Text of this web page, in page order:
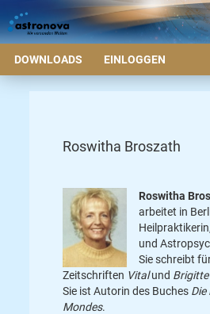
DOWNLOADS EINLOGGEN
Roswitha Broszath
Roswitha
arbeitet in
und
Sie schreibt
Zeitschriften Vitalund Brigitte
Sie ist Autorin des Buches
Mondes.